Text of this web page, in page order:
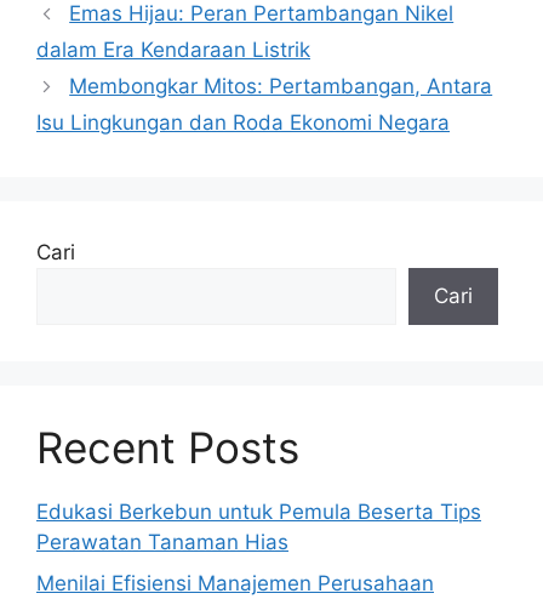
Emas Hijau: Peran Pertambangan Nikel
dalam Era Kendaraan Listrik
Membongkar Mitos: Pertambangan, Antara
Isu Lingkungan dan Roda Ekonomi Negara
Cari
Cari
Recent Posts
Edukasi Berkebun untuk Pemula Beserta Tips
Perawatan Tanaman Hias
Menilai Efisiensi Manajemen Perusahaan